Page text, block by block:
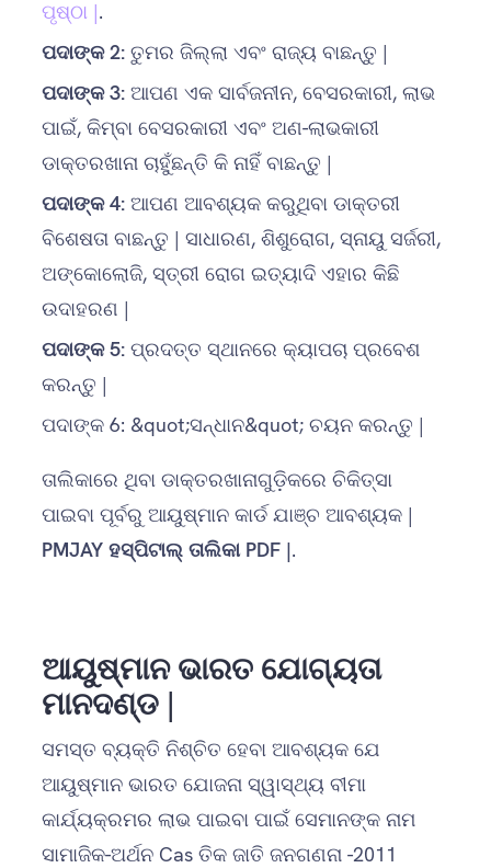
ପୃଷ୍ଠା |.
ପଦାଙ୍କ2: ତୁମର ଜିଲ୍ଲା ଏବଂ ରାଜ୍ୟ ବାଛନ୍ତୁ |
ପଦାଙ୍କ3: ଆପଣ ଏକ ସାର୍ବଜନୀନ, ବେସରକାରୀ, ଲାଭ
ପାଇଁ, କିମ୍ବା ବେସରକାରୀ ଏବଂ ଅଣ-ଲାଭକାରୀ
ଡାକ୍ତରଖାନା ଚାହୁଁଛନ୍ତି କି ନାହିଁ ବାଛନ୍ତୁ |
ପଦାଙ୍କ4: ଆପଣ ଆବଶ୍ୟକ କରୁଥିବା ଡାକ୍ତରୀ
ବିଶେଷତା ବାଛନ୍ତୁ | ସାଧାରଣ, ଶିଶୁରୋଗ, ସ୍ନାୟୁ ସର୍ଜରୀ,
ଅଙ୍କୋଲୋଜି, ସ୍ତ୍ରୀ ରୋଗ ଇତ୍ୟାଦି ଏହାର କିଛି
ଉଦାହରଣ |
ପଦାଙ୍କ5: ପ୍ରଦତ୍ତ ସ୍ଥାନରେ କ୍ୟାପଚା ପ୍ରବେଶ
କରନ୍ତୁ |
ପଦାଙ୍କ 6: &quot;ସନ୍ଧାନ&quot; ଚୟନ କରନ୍ତୁ |
ତାଲିକାରେ ଥିବା ଡାକ୍ତରଖାନାଗୁଡ଼ିକରେ ଚିକିତ୍ସା
ପାଇବା ପୂର୍ବରୁ ଆୟୁଷ୍ମାନ କାର୍ଡ ଯାଞ୍ଚ ଆବଶ୍ୟକ |
PMJAY ହସ୍ପିଟାଲ୍ ତାଲିକା PDF |.
ଆୟୁଷ୍ମାନ ଭାରତ ଯୋଗ୍ୟତା
ମାନଦଣ୍ଡ |
ସମସ୍ତ ବ୍ୟକ୍ତି ନିଶ୍ଚିତ ହେବା ଆବଶ୍ୟକ ଯେ
ଆୟୁଷ୍ମାନ ଭାରତ ଯୋଜନା ସ୍ୱାସ୍ଥ୍ୟ ବୀମା
କାର୍ଯ୍ୟକ୍ରମର ଲାଭ ପାଇବା ପାଇଁ ସେମାନଙ୍କ ନାମ
ସାମାଜିକ-ଅର୍ଥନ Cas ତିକ ଜାତି ଜନଗଣନା -2011